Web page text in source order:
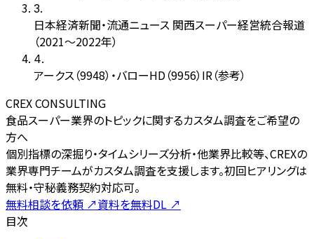
3.
日本経済新聞・流通ニュース 関西スーパー経営統合報道
（2021〜2022年）
4.
アークス（9948）・バローHD（9956）IR（参考）
CREX CONSULTING
食品スーパー業界のトピックに関するカスタム調査をご希望の
方へ
個別指標の深掘り・タイムシリーズ分析・他業界比較等、CREXの
業界専門チームがカスタム調査を支援します。初回ヒアリングは
無料・守秘義務契約対応可。
無料相談を依頼 ↗資料を無料DL ↗
目次